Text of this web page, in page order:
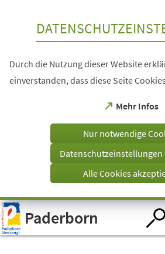
Visuelle
Assistenzsoftware
öffnen.
Durch die Nutzung dieser Website
einverstanden, dass diese Seite
Mehr Infos
(Öffnet
einem
Tab)
Nur notwendige
Datenschutzeinstellungen
Alle Cookies
Paderborn